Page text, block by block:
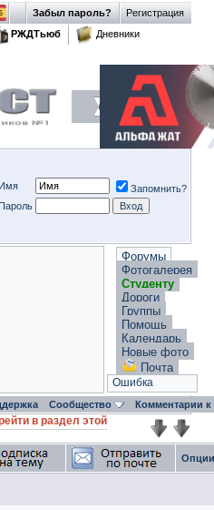
Регистрация
Забыл пароль?
РЖДТьюб
Дневники
Имя
Запомнить?
Форумы
Фотогалерея
Студенту
Дороги
Группы
Помощь
Календарь
Новые фото
Почта
Ошибка
Сообщество Комментарии
в раздел этой